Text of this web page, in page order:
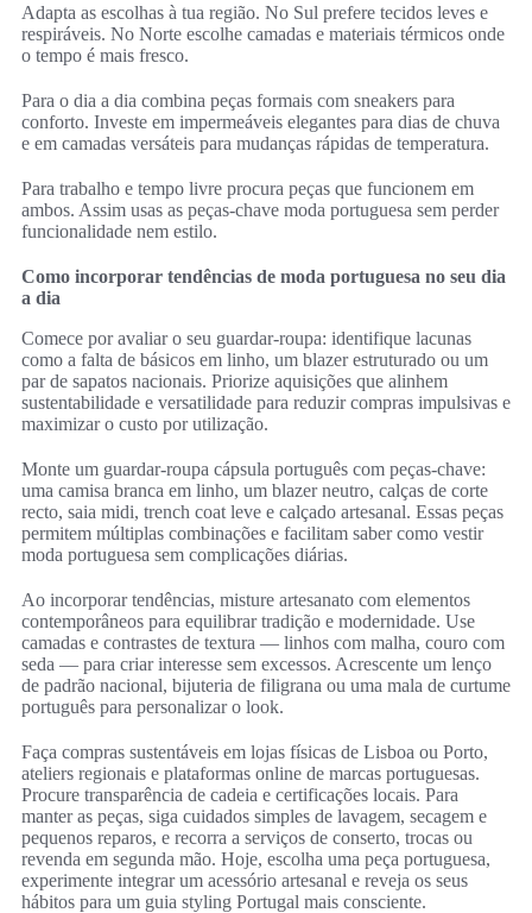
Adapta as escolhas à tua região. No Sul prefere tecidos leves e
respiráveis. No Norte escolhe camadas e materiais térmicos onde
o tempo é mais fresco.
Para o dia a dia combina peças formais com sneakers para
conforto. Investe em impermeáveis elegantes para dias de chuva
e em camadas versáteis para mudanças rápidas de temperatura.
Para trabalho e tempo livre procura peças que funcionem em
ambos. Assim usas as peças-chave moda portuguesa sem perder
funcionalidade nem estilo.
Como incorporar tendências de moda portuguesa no seu dia
a dia
Comece por avaliar o seu guardar-roupa: identifique lacunas
como a falta de básicos em linho, um blazer estruturado ou um
par de sapatos nacionais. Priorize aquisições que alinhem
sustentabilidade e versatilidade para reduzir compras impulsivas e
maximizar o custo por utilização.
Monte um guardar-roupa cápsula português com peças-chave:
uma camisa branca em linho, um blazer neutro, calças de corte
recto, saia midi, trench coat leve e calçado artesanal. Essas peças
permitem múltiplas combinações e facilitam saber como vestir
moda portuguesa sem complicações diárias.
Ao incorporar tendências, misture artesanato com elementos
contemporâneos para equilibrar tradição e modernidade. Use
camadas e contrastes de textura — linhos com malha, couro com
seda — para criar interesse sem excessos. Acrescente um lenço
de padrão nacional, bijuteria de filigrana ou uma mala de curtume
português para personalizar o look.
Faça compras sustentáveis em lojas físicas de Lisboa ou Porto,
ateliers regionais e plataformas online de marcas portuguesas.
Procure transparência de cadeia e certificações locais. Para
manter as peças, siga cuidados simples de lavagem, secagem e
pequenos reparos, e recorra a serviços de conserto, trocas ou
revenda em segunda mão. Hoje, escolha uma peça portuguesa,
experimente integrar um acessório artesanal e reveja os seus
hábitos para um guia styling Portugal mais consciente.